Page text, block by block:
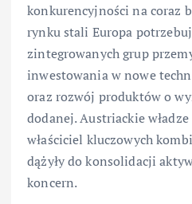
konkurencyjności na coraz
rynku stali Europa
zintegrowanych grup
inwestowania w nowe
oraz rozwój produktów o
dodanej. Austriackie
właściciel kluczowych
dążyły do konsolidacji
koncern.